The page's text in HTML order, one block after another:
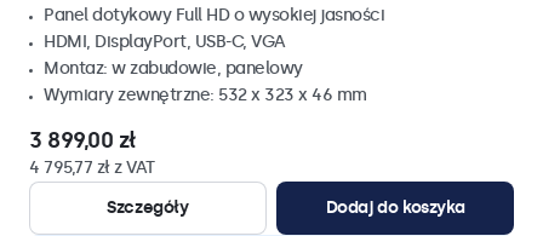
Panel dotykowy Full HD o wysokiej jasności
HDMI, DisplayPort, USB-C, VGA
Montaz: w zabudowie, panelowy
Wymiary zewnętrzne: 532 x 323 x 46 mm
3 899,00 zł
4 795,77 zł z VAT
Szczegóły
Dodaj do koszyka